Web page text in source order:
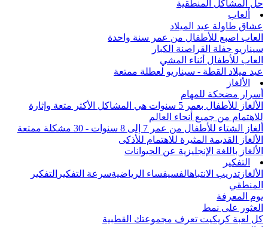
حل المشاكل المنطقية
ألعاب
عشاق طاولة عيد الميلاد
العاب اصبع للأطفال من عمر سنة واحدة
سيناريو حفلة القراصنة الكبار
العاب للأطفال أثناء المشي
عيد ميلاد القطة - سيناريو لعطلة ممتعة
الألغاز
أسرار مضحكة للمهام
الألغاز للأطفال بعمر 5 سنوات هي المشاكل الأكثر متعة وإثارة
للاهتمام من جميع أنحاء العالم
ألغاز الشتاء للأطفال من عمر 7 إلى 8 سنوات - 30 مشكلة ممتعة
الألغاز القديمة المثيرة للاهتمام للأذكى
الألغاز باللغة الإنجليزية عن الحيوانات
التفكير
الألغاز تدريب الانتباهالفسيفساء الرياضيةسرعة التفكير التفكير
المنطقي
يوم المعرفة
العثور على نمط
كل لعبة كريكيت تعرف مجموعتك القطبية